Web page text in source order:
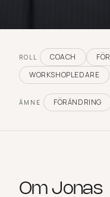
ROLL COACH
WORKSHOPLEDARE
ÄMNE FÖRÄNDRING
OmJonas